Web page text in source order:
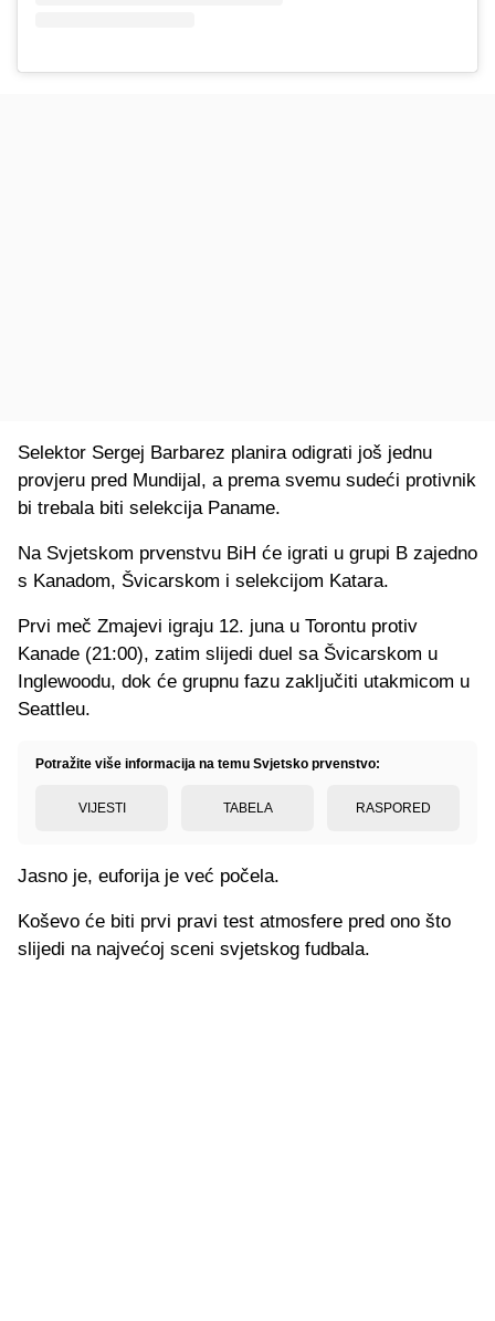
Selektor Sergej Barbarez planira odigrati još jednu
provjeru pred Mundijal, a prema svemu sudeći protivnik
bi trebala biti selekcija Paname.
Na Svjetskom prvenstvu BiH će igrati u grupi B zajedno
s Kanadom, Švicarskom i selekcijom Katara.
Prvi meč Zmajevi igraju 12. juna u Torontu protiv
Kanade (21:00), zatim slijedi duel sa Švicarskom u
Inglewoodu, dok će grupnu fazu zaključiti utakmicom u
Seattleu.
Potražite više informacija na temu Svjetsko prvenstvo:
VIJESTI TABELA RASPORED
Jasno je, euforija je već počela.
Koševo će biti prvi pravi test atmosfere pred ono što
slijedi na najvećoj sceni svjetskog fudbala.